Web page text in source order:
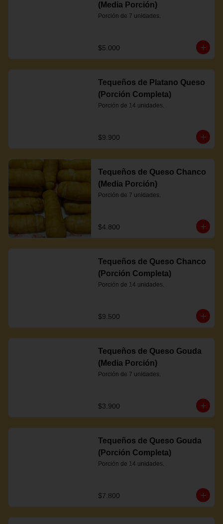
(Media Porción)
Porción de 7 unidades.
$5.000
Tequeños de Platano Queso
(Porción Completa)
Porción de 14 unidades.
$9.900
Tequeños de Queso Chanco
(Media Porción)
Porción de 7 unidades.
$4.800
Tequeños de Queso Chanco
(Porción Completa)
Porción de 14 unidades.
$9.500
Tequeños de Queso Gouda
(Media Porción)
Porción de 7 unidades.
$3.900
Tequeños de Queso Gouda
(Porción Completa)
Porción de 14 unidades.
$7.800